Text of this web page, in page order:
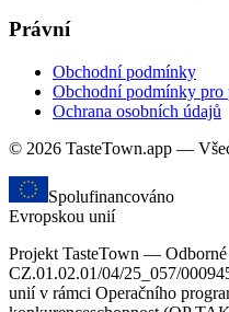
Právní
Obchodní podmínky
Obchodní podmínky pro
Ochrana osobních údajů
© 2026 TasteTown.app —
Spolufinancováno
Evropskou unií
Projekt TasteTown —
CZ.01.02.01/04/25_057/
unií v rámci Operačního